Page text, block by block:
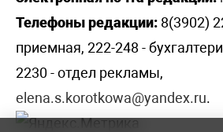
Телефоны редакции: 8(3902)
приемная, 222-248 -
2230 - отдел рекламы,
elena.s.korotkowa@yandex.ru.